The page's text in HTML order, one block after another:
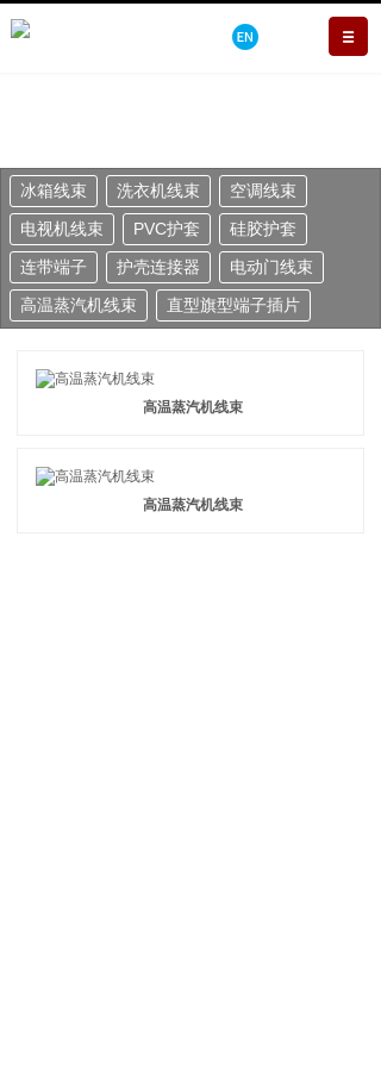
冰箱线束 洗衣机线束
空调线束
电视机线束
PVC护套
硅胶护套
连带端子
护壳连接器
电动门线束
高温蒸汽机线束
直型旗型端子插片
高温蒸汽机线束
高温蒸汽机线束